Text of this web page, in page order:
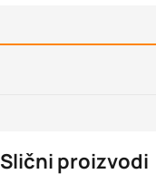
Slični proizvodi